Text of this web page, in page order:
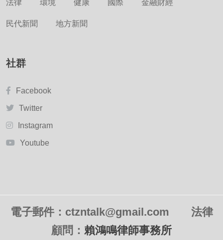
法律 環境 健康 國際 金融財經
民代新聞 地方新聞
社群
Facebook
Twitter
Instagram
Youtube
電子郵件：ctzntalk@gmail.com 法律
顧問： 賴鴻鳴律師事務所